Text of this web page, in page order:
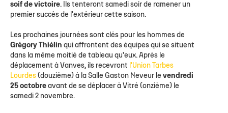
soif de victoire. Ils tenteront samedi soir de ramener un
premier succès de l'extérieur cette saison.
Les prochaines journées sont clés pour les hommes de
Grégory Thiélin qui affrontent des équipes qui se situent
dans la même moitié de tableau qu'eux. Après le
déplacement à Vanves, ils recevront l'Union Tarbes
Lourdes (douzième) à la Salle Gaston Neveur le vendredi
25 octobre avant de se déplacer à Vitré (onzième) le
samedi 2 novembre.